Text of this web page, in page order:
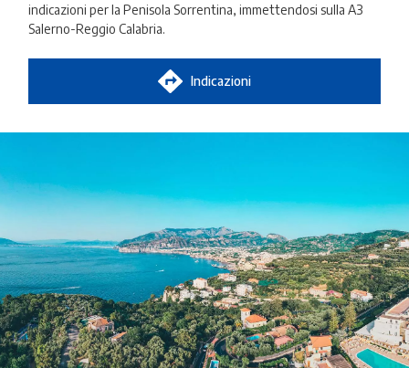
indicazioni per la Penisola Sorrentina, immettendosi sulla A3
Salerno-Reggio Calabria.
Indicazioni